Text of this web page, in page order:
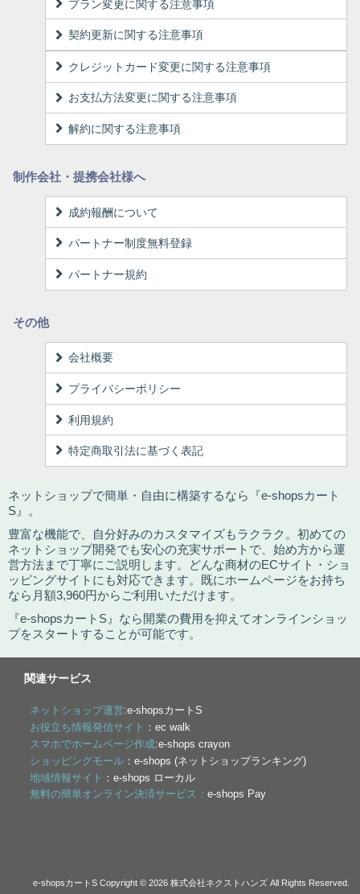
プラン変更に関する注意事項
契約更新に関する注意事項
クレジットカード変更に関する注意事項
お支払方法変更に関する注意事項
解約に関する注意事項
制作会社・提携会社様へ
成約報酬について
パートナー制度無料登録
パートナー規約
その他
会社概要
プライバシーポリシー
利用規約
特定商取引法に基づく表記
ネットショップで簡単・自由に構築するなら『e-shopsカート
S』。
豊富な機能で、自分好みのカスタマイズもラクラク。初めての
ネットショップ開発でも安心の充実サポートで、始め方から運
営方法まで丁寧にご説明します。どんな商材のECサイト・ショ
ッピングサイトにも対応できます。既にホームページをお持ち
なら月額3,960円からご利用いただけます。
『e-shopsカートS』なら開業の費用を抑えてオンラインショッ
プをスタートすることが可能です。
関連サービス
ネットショップ運営:e-shopsカートS
お役立ち情報発信サイト ：ec walk
スマホでホームページ作成:e-shops crayon
ショッピングモール ：e-shops (ネットショップランキング)
地域情報サイト ：e-shops ローカル
無料の簡単オンライン決済サービス：e-shops Pay
e-shopsカートS Copyright © 2026 株式会社ネクストハンズ All Rights Reserved.